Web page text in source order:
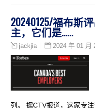
20240125/福布斯
主，它们是……
jackjia 2024 年 01 月
列。 据CTV报道，这家专